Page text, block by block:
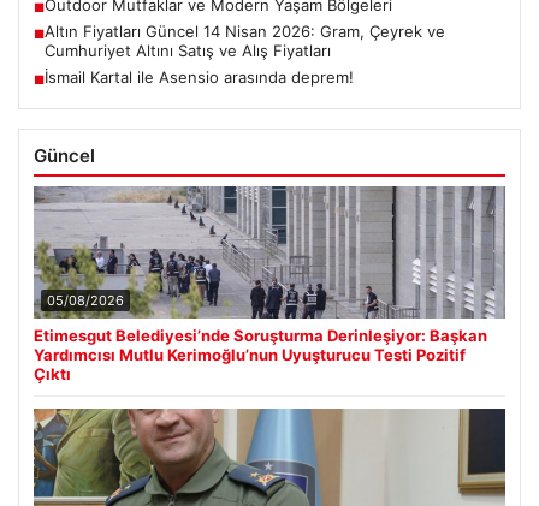
■Outdoor Mutfaklar ve Modern Yaşam Bölgeleri
■Altın Fiyatları Güncel 14 Nisan 2026: Gram, Çeyrek ve
Cumhuriyet Altını Satış ve Alış Fiyatları
■İsmail Kartal ile Asensio arasında deprem!
Güncel
05/08/2026
Etimesgut Belediyesi’nde Soruşturma Derinleşiyor: Başkan
Yardımcısı Mutlu Kerimoğlu’nun Uyuşturucu Testi Pozitif
Çıktı